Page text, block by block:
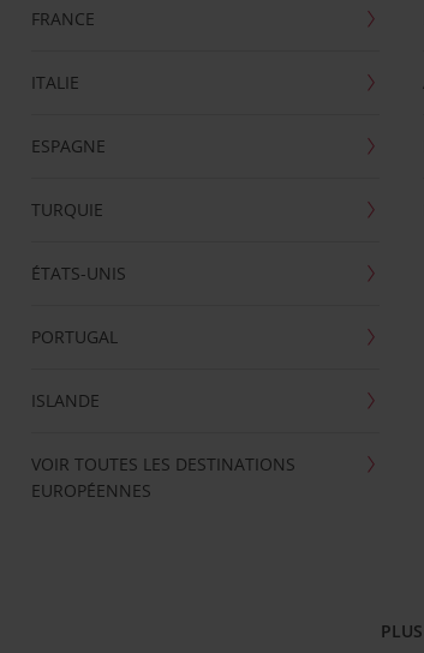
FRANCE
ITALIE
ESPAGNE
TURQUIE
ÉTATS-UNIS
PORTUGAL
ISLANDE
VOIR TOUTES LES DESTINATIONS
EUROPÉENNES
PLUS